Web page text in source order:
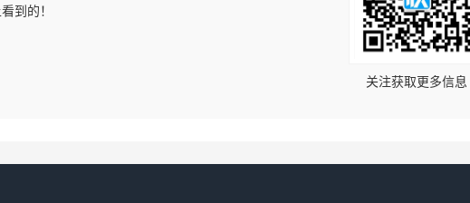
到的！
关注获取更多信息